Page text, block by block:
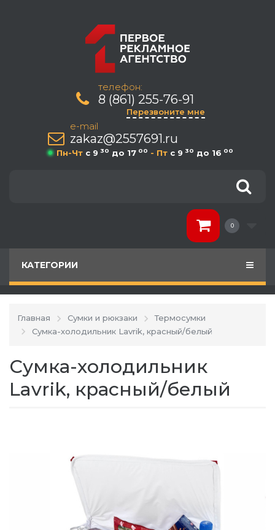
телефон:
8 (861) 255-76-91
Перезвоните мне
e-mail
zakaz@2557691.ru
Пн-Чт c 9 30 до 17 00 - Пт c 9 30 до 16 00
0
КАТЕГОРИИ
Главная Сумки и рюкзаки
Термосумки
Сумка-холодильник Lavrik, красный/белый
Сумка-холодильник
Lavrik, красный/белый